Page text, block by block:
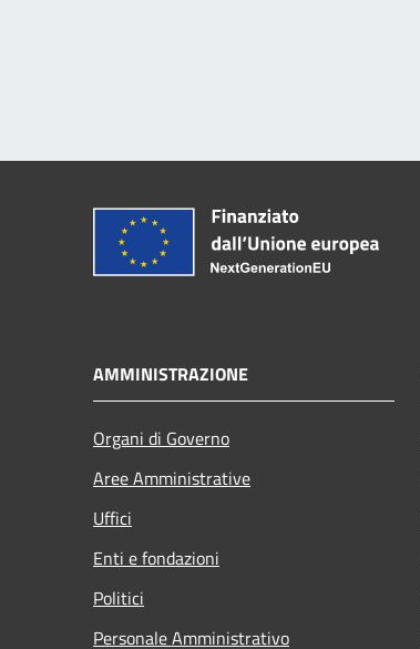
AMMINISTRAZIONE
Organi di Governo
Aree Amministrative
Uffici
Enti e fondazioni
Politici
Personale Amministrativo